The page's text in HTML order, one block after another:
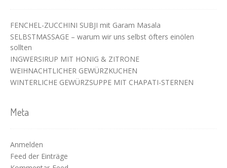
FENCHEL-ZUCCHINI SUBJI mit Garam Masala
SELBSTMASSAGE – warum wir uns selbst öfters einölen
sollten
INGWERSIRUP MIT HONIG & ZITRONE
WEIHNACHTLICHER GEWÜRZKUCHEN
WINTERLICHE GEWÜRZSUPPE MIT CHAPATI-STERNEN
Meta
Anmelden
Feed der Einträge